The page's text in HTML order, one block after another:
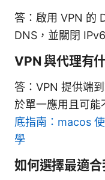
答：啟用 VPN 的
DNS，並關閉
VPN 與代理有
答：VPN 提供端
於單一應用且可能
底指南：macos
學
如何選擇最適合